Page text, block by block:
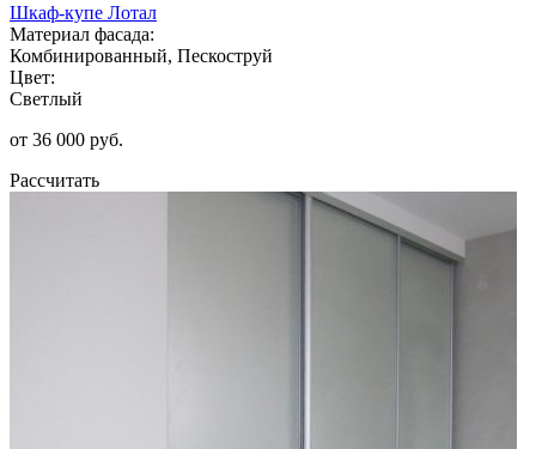
Шкаф-купе Лотал
Материал фасада:
Комбинированный, Пескоструй
Цвет:
Светлый
от 36 000 руб.
Рассчитать